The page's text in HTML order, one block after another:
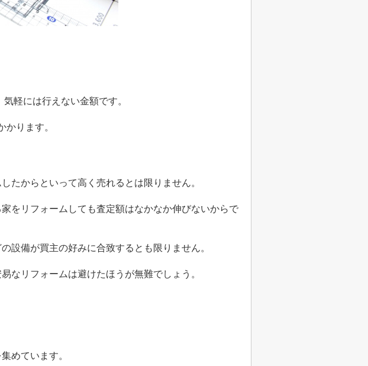
気軽には行えない金額です。
かります。
たからといって高く売れるとは限りません。
をリフォームしても査定額はなかなか伸びないからで
設備が買主の好みに合致するとも限りません。
なリフォームは避けたほうが無難でしょう。
めています。